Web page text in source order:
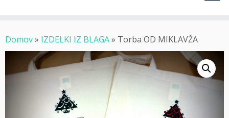
Domov» IZDELKI IZ BLAGA» Torba OD MIKLAVŽA